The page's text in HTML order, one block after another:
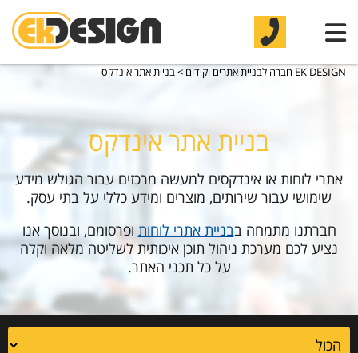
EK DESIGN חברה לבניית אתרים וקידום >בניית אתר אינדקס
בניית אתר אינדקס
אתרי לוחות או אינדקסים למעשה מרכזים עבור הגולש מידע
שימושי עבור שירותים, מוצרים ומידע כללי על בתי עסק.
חברתנו מתמחה בבניית אתרי לוחות ופרסומם, ובנוסך אנו
נציע לכם מערכת ניהול תוכן איכותית לשליטה מלאה וקלה
על כל תכני האתר.